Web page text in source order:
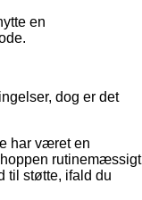
en
dog er det
har været en
rutinemæssigt
til støtte, ifald du